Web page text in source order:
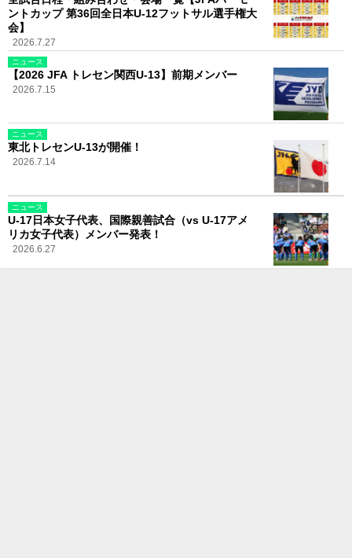
ントカップ 第36回全日本U-12フットサル選手権大
会】
2026.7.27
ニュース
【2026 JFA トレセン関西U-13】前期メンバー
2026.7.15
ニュース
東北トレセンU-13が開催！
2026.7.14
ニュース
U-17日本女子代表、国際親善試合（vs U-17アメ
リカ女子代表）メンバー発表！
2026.6.27